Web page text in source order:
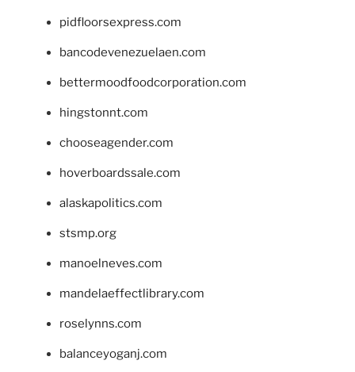
pidfloorsexpress.com
bancodevenezuelaen.com
bettermoodfoodcorporation.com
hingstonnt.com
chooseagender.com
hoverboardssale.com
alaskapolitics.com
stsmp.org
manoelneves.com
mandelaeffectlibrary.com
roselynns.com
balanceyoganj.com